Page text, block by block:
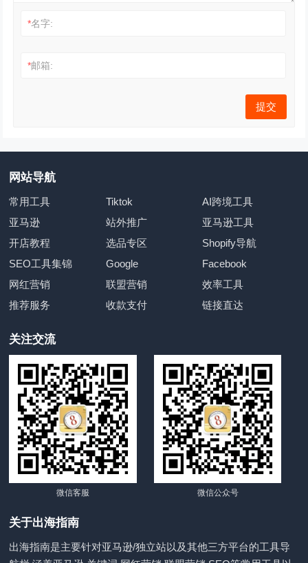
*名字:
*邮箱:
网站导航
常用工具 Tiktok
AI跨境工具
亚马逊
站外推广
亚马逊工具
开店教程
选品专区
Shopify导航
SEO工具集锦
Google
Facebook
网红营销
联盟营销
效率工具
推荐服务
收款支付 链接直达
关注交流
微信客服 微信公众号
关于出海指南
出海指南是主要针对亚马逊/独立站以及其他三方平台的工具导